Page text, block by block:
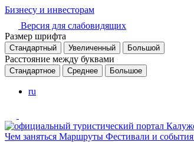
Бизнесу и инвесторам
Версия для слабовидящих
Размер шрифта
Стандартный Увеличенный Большой
Расстояние между буквами
Стандартное Среднее Большое
ru
Чем заняться Маршруты Фестивали и события